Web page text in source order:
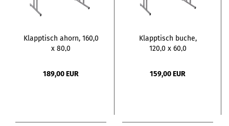
Klapptisch ahorn, 160,0
x 80,0
189,00 EUR
Klapptisch buche,
120,0 x 60,0
159,00 EUR